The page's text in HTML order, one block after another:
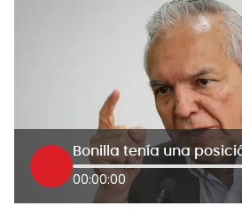
00:00:00